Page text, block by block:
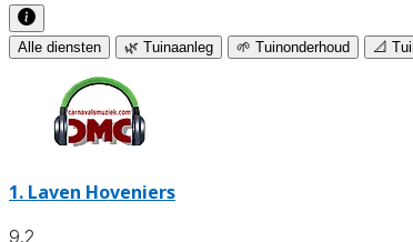
Alle diensten 🌿 Tuinaanleg 🌱 Tuinonderhoud 📐
1. Laven Hoveniers
9.2